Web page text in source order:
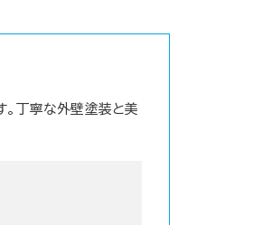
丁寧な外壁塗装と美